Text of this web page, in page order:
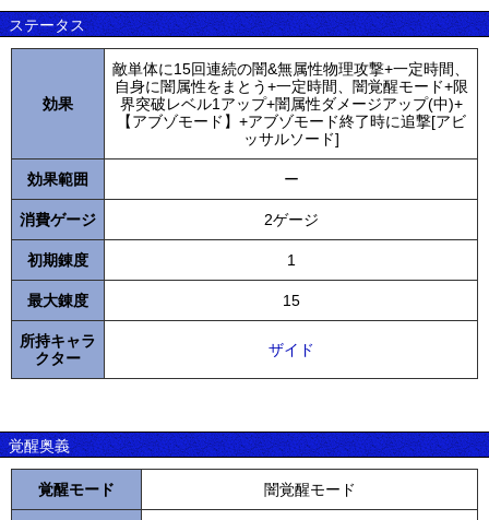
ステータス
効果
敵単体に15回連続の闇&無属性物理攻撃+一定時間、
自身に闇属性をまとう+一定時間、闇覚醒モード+限
界突破レベル1アップ+闇属性ダメージアップ(中)+
【アブゾモード】+アブゾモード終了時に追撃[アビ
ッサルソード]
効果範囲 ー
消費ゲージ 2ゲージ
初期錬度 1
最大錬度 15
所持キャラ
クター
ザイド
覚醒奥義
覚醒モード 闇覚醒モード